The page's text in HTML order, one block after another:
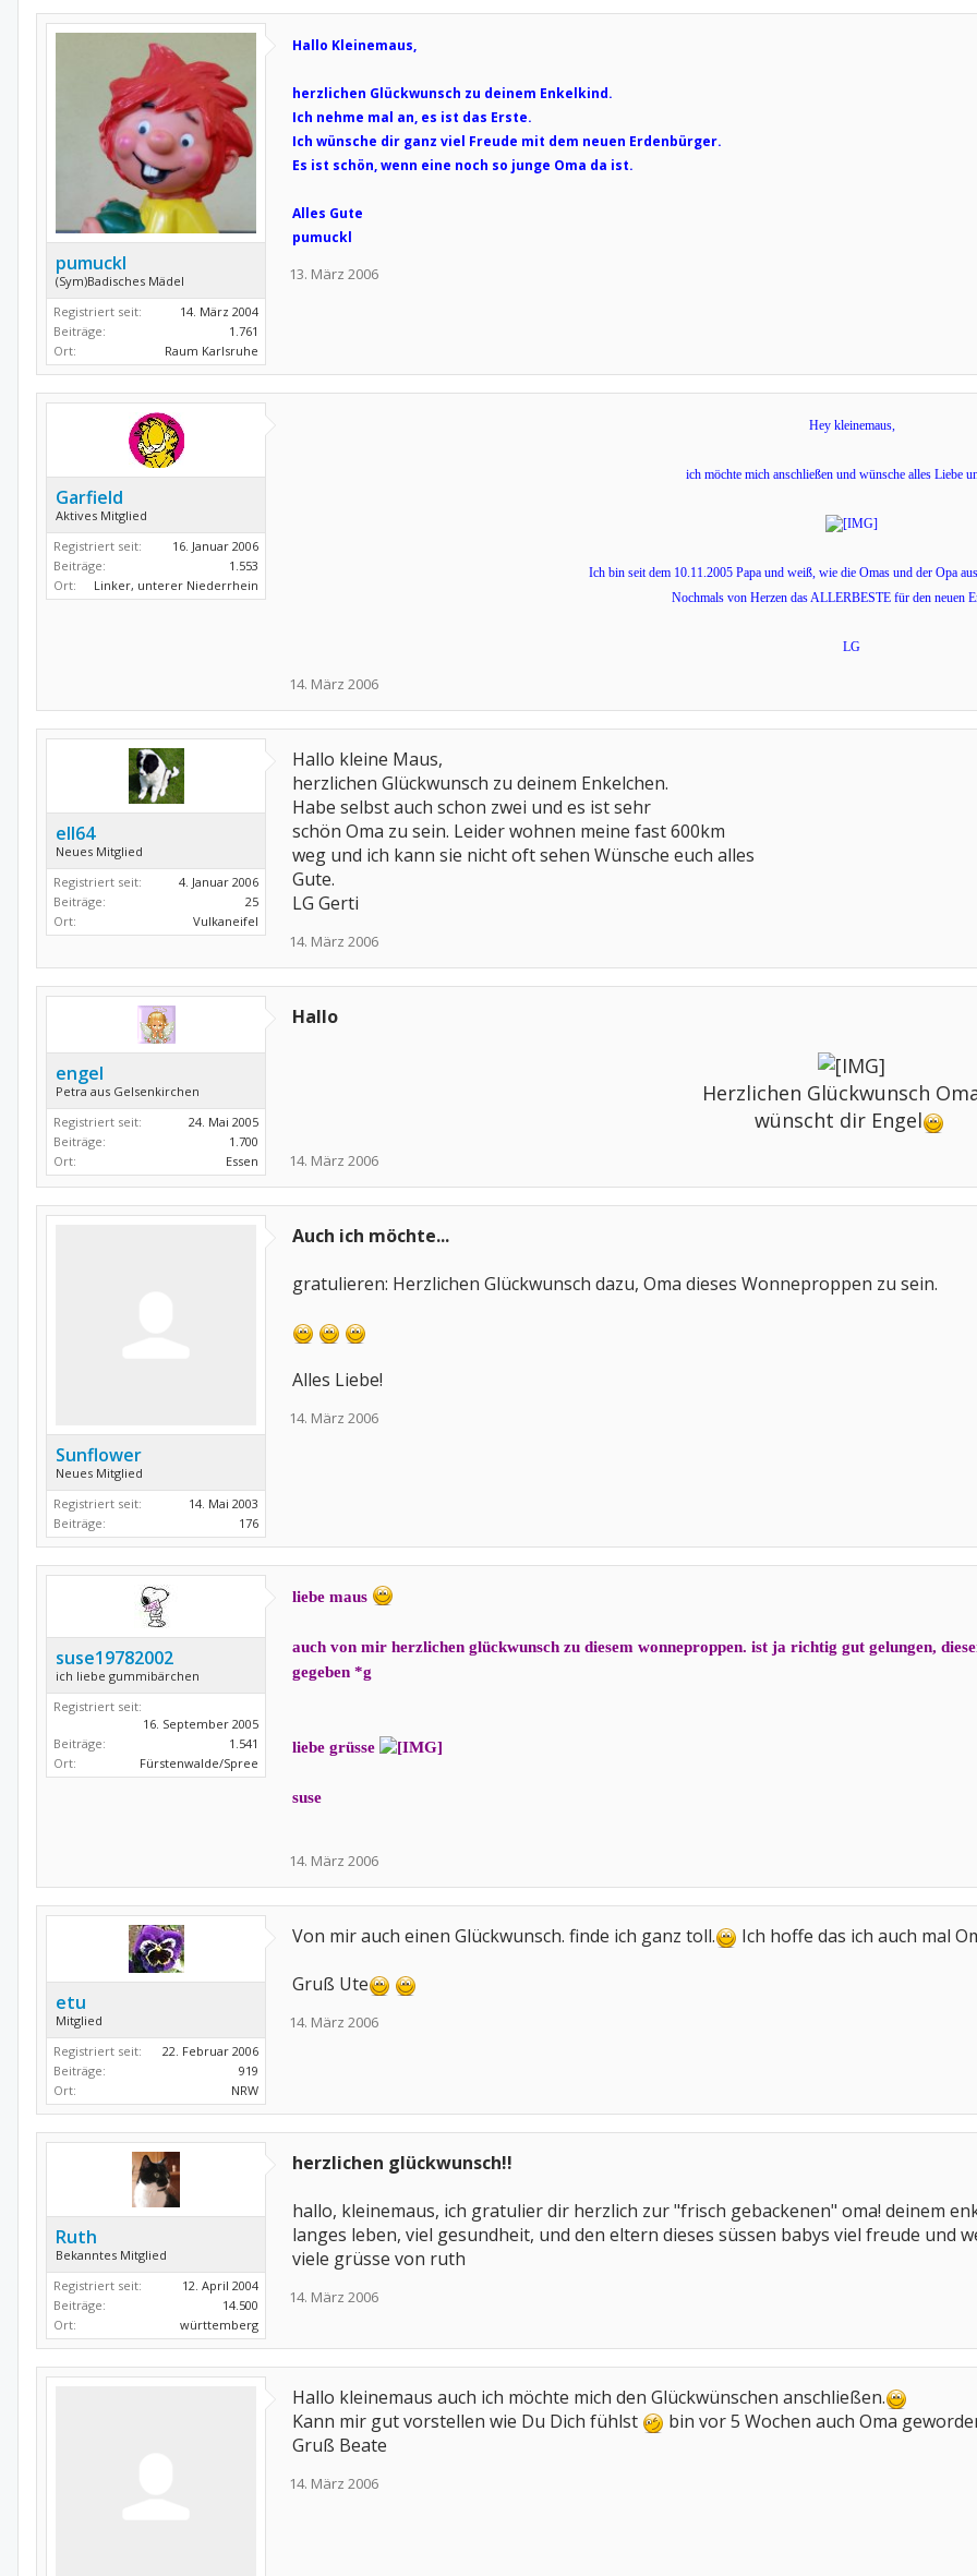
pumuckl
(Sym)Badisches Mädel
Registriert seit:
14. März 2004
Beiträge:
1.761
Ort:
Raum Karlsruhe
Hallo Kleinemaus,
herzlichen Glückwunsch zu deinem Enkelkind.
Ich nehme mal an, es ist das Erste.
Ich wünsche dir ganz viel Freude mit dem neuen Erdenbürger.
Es ist schön, wenn eine noch so junge Oma da ist.
Alles Gute
pumuckl
13. März 2006
Garfield
Aktives Mitglied
Registriert seit:
16. Januar 2006
Beiträge:
1.553
Ort:
Linker, unterer Niederrhein
Hey kleinemaus,
ich möchte mich anschließen und wünsche alles Liebe
Ich bin seit dem 10.11.2005 Papa und weiß, wie die Omas und der Opa
Nochmals von Herzen das ALLERBESTE für den neuen
LG
14. März 2006
ell64
Neues Mitglied
Registriert seit:
4. Januar 2006
Beiträge:
25
Ort:
Vulkaneifel
Hallo kleine Maus,
herzlichen Glückwunsch zu deinem Enkelchen.
Habe selbst auch schon zwei und es ist sehr
schön Oma zu sein. Leider wohnen meine fast 600km
weg und ich kann sie nicht oft sehen Wünsche euch alles
Gute.
LG Gerti
14. März 2006
engel
Petra aus Gelsenkirchen
Registriert seit:
24. Mai 2005
Beiträge:
1.700
Ort:
Essen
Hallo
Herzlichen Glückwunsch
wünscht dir Engel
14. März 2006
Sunflower
Neues Mitglied
Registriert seit:
14. Mai 2003
Beiträge:
176
Auch ich möchte...
gratulieren: Herzlichen Glückwunsch dazu, Oma dieses Wonneproppen zu sein.
Alles Liebe!
14. März 2006
suse19782002
ich liebe gummibärchen
Registriert seit:
16. September 2005
Beiträge:
1.541
Ort:
Fürstenwalde/Spree
liebe maus
auch von mir herzlichen glückwunsch zu diesem wonneproppen. ist ja richtig gut gelungen,
gegeben *g
liebe grüsse
suse
14. März 2006
etu
Mitglied
Registriert seit:
22. Februar 2006
Beiträge:
919
Ort:
NRW
Von mir auch einen Glückwunsch. finde ich ganz toll.
Ich hoffe das ich auch mal
Gruß Ute
14. März 2006
Ruth
Bekanntes Mitglied
Registriert seit:
12. April 2004
Beiträge:
14.500
Ort:
württemberg
herzlichen glückwunsch!!
hallo, kleinemaus, ich gratulier dir herzlich zur "frisch gebackenen" oma! deinem
langes leben, viel gesundheit, und den eltern dieses süssen babys viel freude und
viele grüsse von ruth
14. März 2006
Hallo kleinemaus auch ich möchte mich den Glückwünschen anschließen.
Kann mir gut vorstellen wie Du Dich fühlst
bin vor 5 Wochen auch Oma
Gruß Beate
14. März 2006